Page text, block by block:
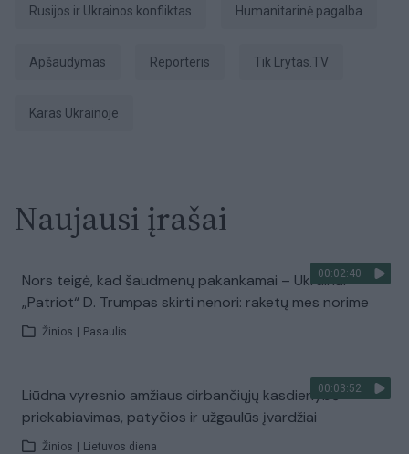
Rusijos ir Ukrainos konfliktas Humanitarinė pagalba
apšaudymas Reporteris tik Lrytas.TV
karas Ukrainoje
Naujausi įrašai
00:02:40
Nors teigė, kad šaudmenų pakankamai – Ukrainai
„Patriot“ D. Trumpas skirti nenori: raketų mes norime
Žinios Pasaulis
00:03:52
Liūdna vyresnio amžiaus dirbančiųjų kasdienybė –
priekabiavimas, patyčios ir užgaulūs įvardžiai
Žinios Lietuvos diena